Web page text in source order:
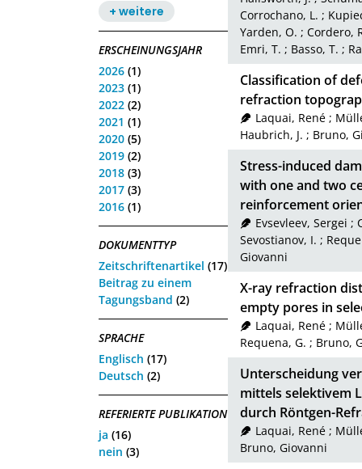
+ weitere
ERSCHEINUNGSJAHR
2026 (1)
2023 (1)
2022 (2)
2021 (1)
2020 (5)
2019 (2)
2018 (3)
2017 (3)
2016 (1)
DOKUMENTTYP
Zeitschriftenartikel (17)
Beitrag zu einem
Tagungsband (2)
SPRACHE
Englisch (17)
Deutsch (2)
REFERIERTE PUBLIKATION
ja (16)
nein (3)
Corrochano, L. ;
Yarden, O. ; Cordero,
Emri, T. ; Basso, T. ;
Classification of
refraction
Laquai, René;
Haubrich, J. ; Bruno,
Stress-induced
with one and two
reinforcement
Evsevleev, Sergei ;
Sevostianov, I. ;
Giovanni
X-ray refraction
empty pores in
Laquai, René;
Requena, G. ; Bruno,
Unterscheidung
mittels selektivem
durch Röntgen-
Laquai, René;
Bruno, Giovanni